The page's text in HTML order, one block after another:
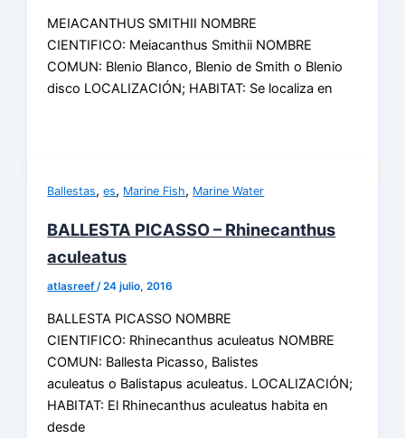
MEIACANTHUS SMITHII NOMBRE
CIENTIFICO: Meiacanthus Smithii NOMBRE
COMUN: Blenio Blanco, Blenio de Smith o Blenio
disco LOCALIZACIÓN; HABITAT: Se localiza en
Ballestas,es, Marine Fish, Marine Water
BALLESTA PICASSO – Rhinecanthus
aculeatus
atlasreef/24 julio, 2016
BALLESTA PICASSO NOMBRE
CIENTIFICO: Rhinecanthus aculeatus NOMBRE
COMUN: Ballesta Picasso, Balistes
aculeatus o Balistapus aculeatus. LOCALIZACIÓN;
HABITAT: El Rhinecanthus aculeatus habita en
desde